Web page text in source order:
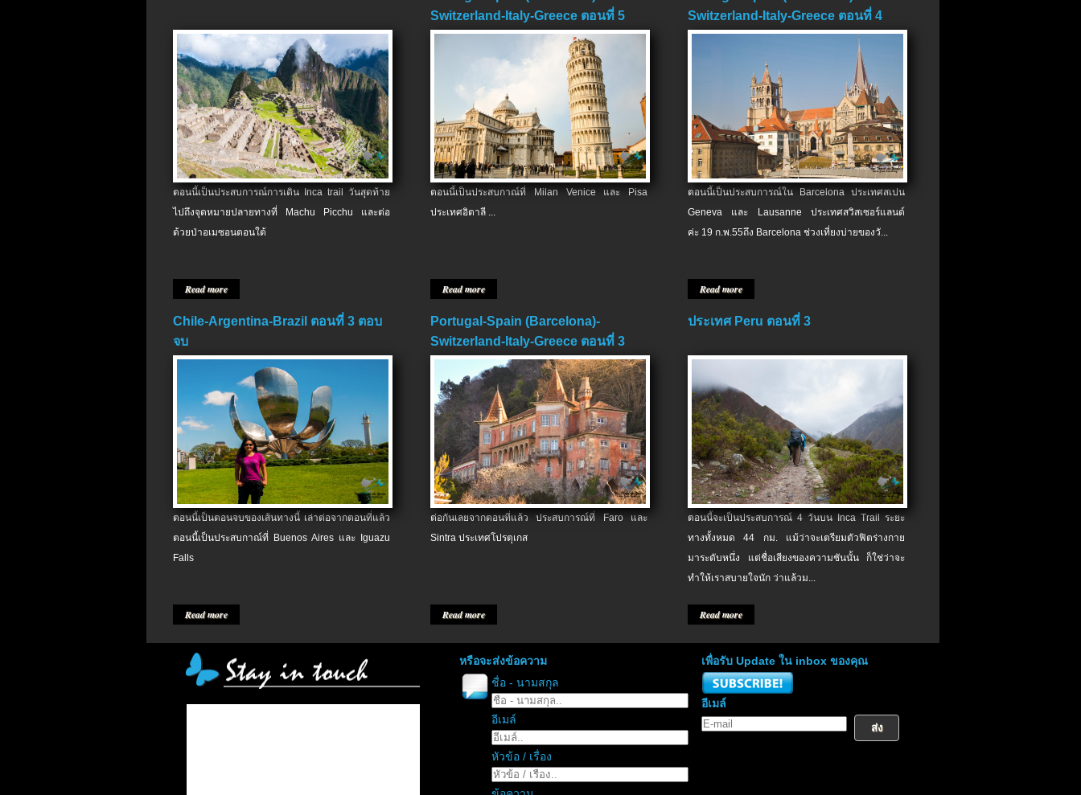
ตอนนี้เป็นประสบการณ์การเดิน Inca trail วันสุดท้าย
ไปถึงจุดหมายปลายทางที่ Machu Picchu และต่อ
ด้วยป่าอเมซอนตอนใต้
Read more
Switzerland-Italy-Greece ตอนที่ 5
ตอนนี้เป็นประสบกาณ์ที่ Milan Venice และ Pisa
ประเทศอิตาลี ...
Read more
Switzerland-Italy-Greece ตอนที่ 4
ตอนนี้เป็นประสบการณ์ใน Barcelona ประเทศสเปน
Geneva และ Lausanne ประเทศสวิสเซอร์แลนด์
ค่ะ 19 ก.พ.​55ถึง Barcelona ช่วงเที่ยงบ่ายของวั...
Read more
Chile-Argentina-Brazil ตอนที่ 3 ตอบ
จบ
ตอนนี้เป็นตอนจบของเส้นทางนี้ เล่าต่อจากตอนที่แล้ว
ตอนนี้เป็นประสบกาณ์ที่ Buenos Aires และ Iguazu
Falls
Read more
Portugal-Spain (Barcelona)-
Switzerland-Italy-Greece ตอนที่ 3
ต่อกันเลยจากตอนที่แล้ว ประสบการณ์ที่ Faro และ
Sintra ประเทศโปรตุเกส
Read more
ประเทศ Peru ตอนที่ 3
ตอนนี้จะเป็นประสบการณ์ 4 วันบน Inca Trail ระยะ
ทางทั้งหมด 44 กม. แม้ว่าจะเตรียมตัวฟิตร่างกาย
มาระดับหนึ่ง แต่ชื่อเสียงของความชันนั้น ก็ใช่ว่าจะ
ทำให้เราสบายใจนัก ว่าแล้วม...
Read more
หรือจะส่งข้อความ
ชื่อ - นามสกุล
อีเมล์
หัวข้อ / เรื่อง
เพื่อรับ Update ใน inbox ของคุณ
อีเมล์
ส่ง